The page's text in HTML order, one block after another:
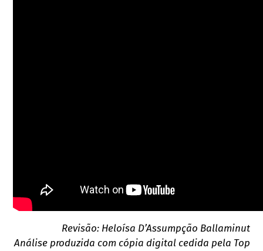
Revisão: Heloísa D’Assumpção Ballaminut
Análise produzida com cópia digital cedida pela Top